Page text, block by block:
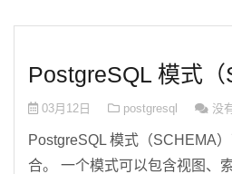
PostgreSQL 模式（
03月12日 postgresql 没
PostgreSQL 模式（SCHEMA
合。 一个模式可以包含视图、